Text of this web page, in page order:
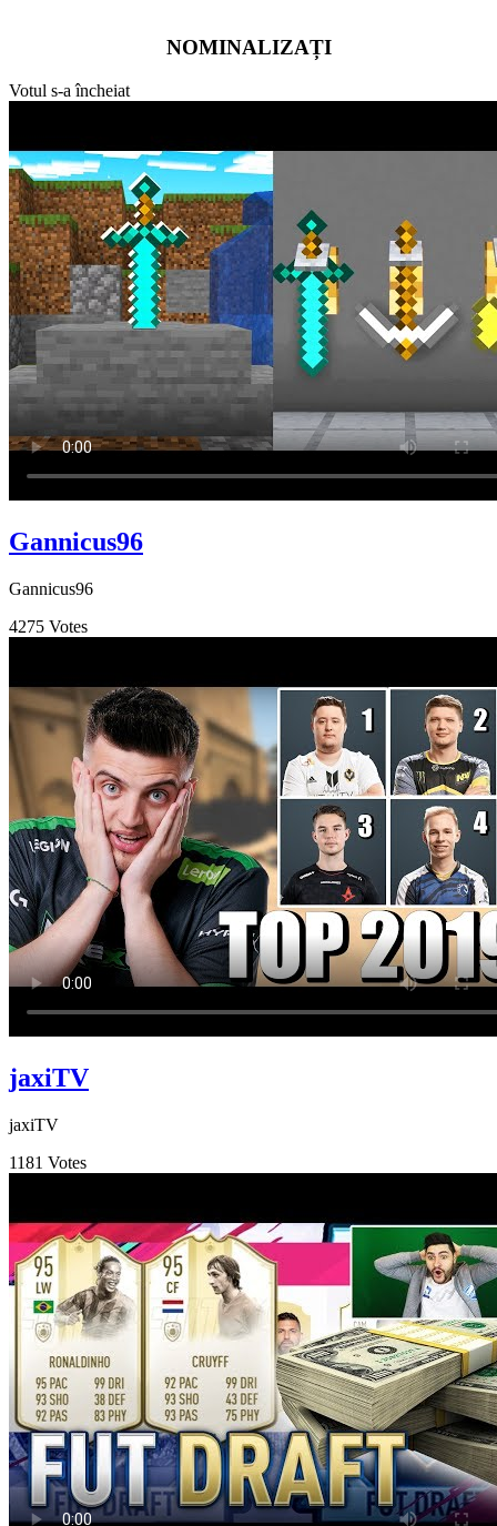
NOMINALIZAȚI
Votul s-a încheiat
Gannicus96
Gannicus96
4275 Votes
jaxiTV
jaxiTV
1181 Votes